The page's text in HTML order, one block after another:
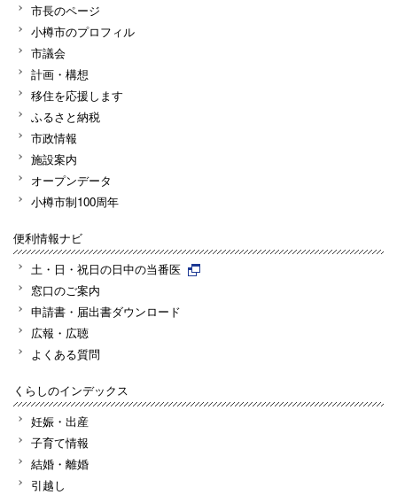
市長のページ
小樽市のプロフィル
市議会
計画・構想
移住を応援します
ふるさと納税
市政情報
施設案内
オープンデータ
小樽市制100周年
便利情報ナビ
土・日・祝日の日中の当番医
窓口のご案内
申請書・届出書ダウンロード
広報・広聴
よくある質問
くらしのインデックス
妊娠・出産
子育て情報
結婚・離婚
引越し